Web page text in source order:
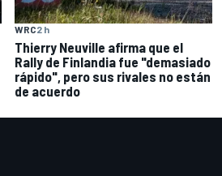
WRC2 h
Thierry Neuville afirma que el
Rally de Finlandia fue "demasiado
rápido", pero sus rivales no están
de acuerdo